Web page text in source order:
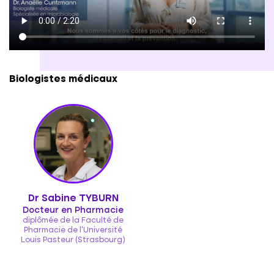
Biologistes médicaux
Dr Sabine TYBURN
Docteur en Pharmacie
diplômée de la Faculté de
Pharmacie de l'Université
Louis Pasteur (Strasbourg)